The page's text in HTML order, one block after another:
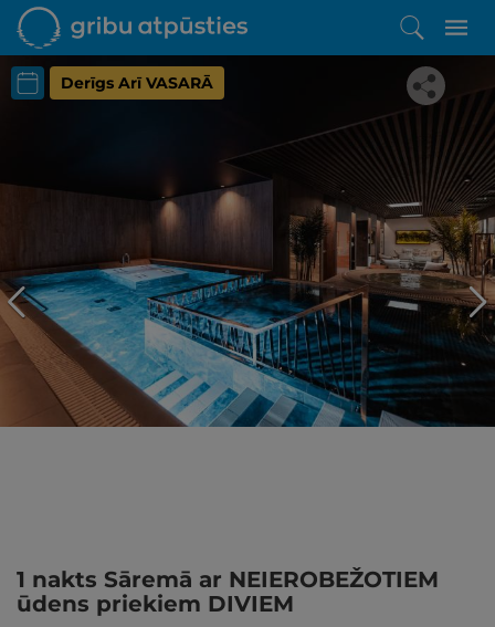
Derīgs Arī VASARĀ
Iepatikās šis piedāvājums?
Līdz brīnišķīgai atpūtai atlikuši tikai daži soļi
PĒRKU
1 nakts Sāremā ar NEIEROBEŽOTIEM
ūdens priekiem DIVIEM